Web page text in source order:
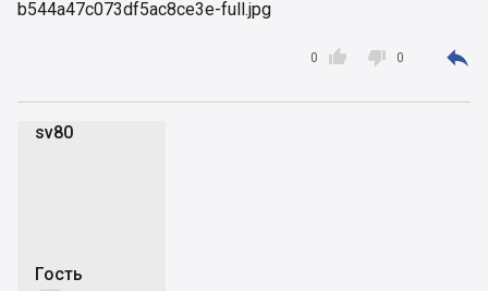

0  0 
sv80
Гость